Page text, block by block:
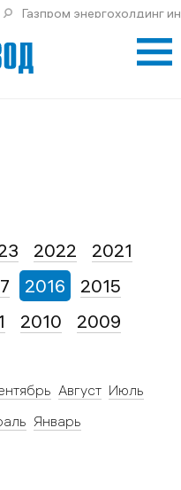
Газпром энергохолдинг
2022
2021
2016
Август Июль
Январь
2015
2010
2009